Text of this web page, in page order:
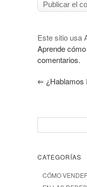
Este sitio usa
Aprende
comentarios.
⇐ ¿Hablamos
CATEGORÍAS
CÓMO